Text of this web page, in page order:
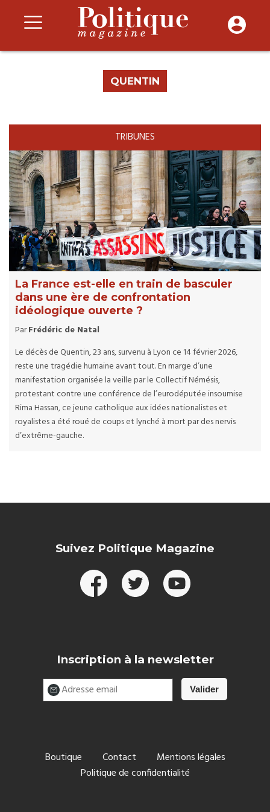
QUENTIN
TRIBUNES
La France est-elle en train de basculer
dans une ère de confrontation
idéologique ouverte ?
ParFrédéric de Natal
Le décès de Quentin, 23 ans, survenu à Lyon ce 14 février 2026,
reste une tragédie humaine avant tout. En marge d’une
manifestation organisée la veille par le Collectif Némésis,
protestant contre une conférence de l’eurodéputée insoumise
Rima Hassan, ce jeune catholique aux idées nationalistes et
royalistes a été roué de coups et lynché à mort par des nervis
d’extrême-gauche.
Suivez Politique Magazine
Inscription à la newsletter
Boutique Contact
Mentions légales
Politique de confidentialité